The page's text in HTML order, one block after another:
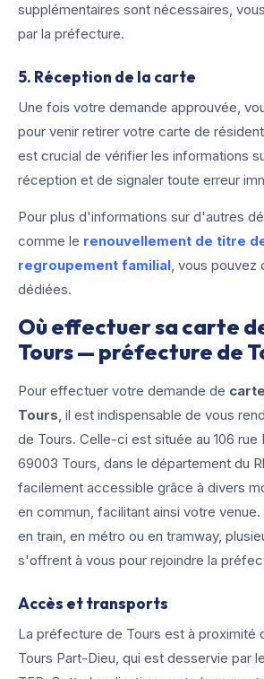
supplémentaires sont nécessaires,
par la préfecture.
5. Réception de la carte
Une fois votre demande approuvée,
pour venir retirer votre carte de
est crucial de vérifier les informations
réception et de signaler toute erreur
Pour plus d'informations sur d'autres
comme le renouvellement de titre
regroupement familial, vous pouvez
dédiées.
Où effectuer sa carte
Tours — préfecture de
Pour effectuer votre demande de
Tours, il est indispensable de vous
de Tours. Celle-ci est située au 106 rue
69003 Tours, dans le département du
facilement accessible grâce à divers
en commun, facilitant ainsi votre
en train, en métro ou en tramway,
s'offrent à vous pour rejoindre la
Accès et transports
La préfecture de Tours est à proximité
Tours Part-Dieu, qui est desservie par